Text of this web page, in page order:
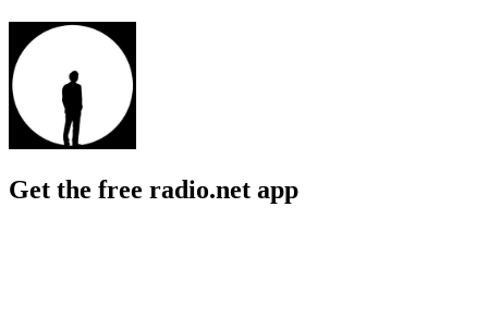
Get the free radio.net app